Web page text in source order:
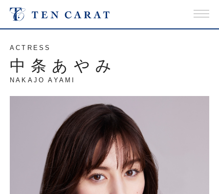
ACTRESS
中条あやみ
NAKAJO AYAMI